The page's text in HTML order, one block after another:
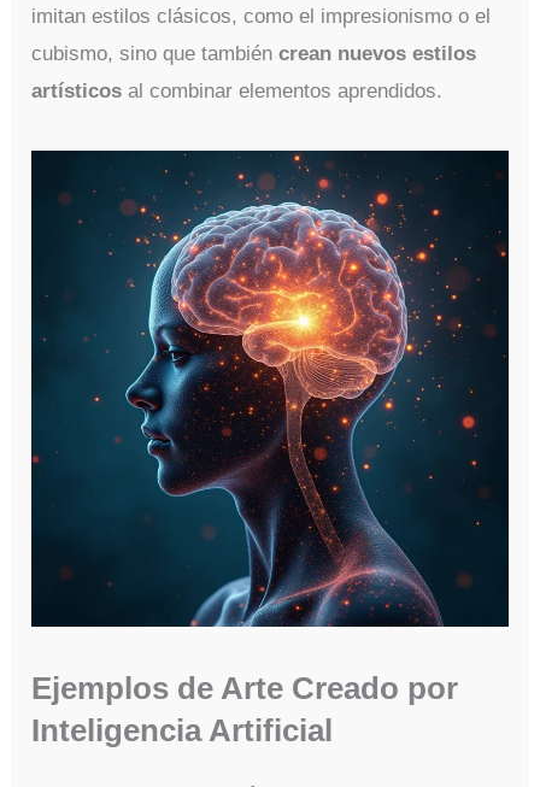
imitan estilos clásicos, como el impresionismo o el
cubismo, sino que tambiéncrean nuevos estilos
artísticos al combinar elementos aprendidos.
Ejemplos de Arte Creado por
Inteligencia Artificial